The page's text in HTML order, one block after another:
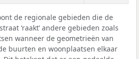
de regionale gebieden die de
‘raakt’ andere gebieden zoals
wanneer de geometrieën van
buurten en woonplaatsen elkaar